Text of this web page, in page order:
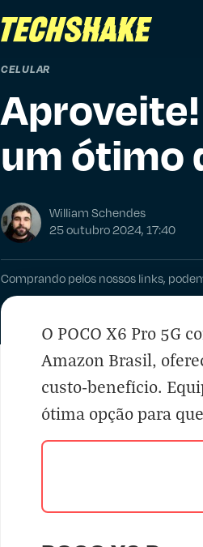
CELULAR
Aproveite!
um ótimo
William Schendes
25 outubro 2024, 17:40
Comprando pelos nossos links,
O POCO X6 Pro 5G
Amazon Brasil,
custo-benefício.
ótima opção para